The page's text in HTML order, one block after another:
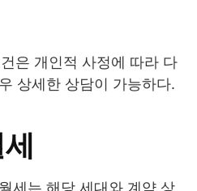
은 개인적 사정에 따라 다
상세한 상담이 가능하다.